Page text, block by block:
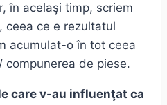
în acelaşi timp, scriem
ceea ce e rezultatul
acumulat-o în tot ceea
compunerea de piese.
care v-au influenţat ca